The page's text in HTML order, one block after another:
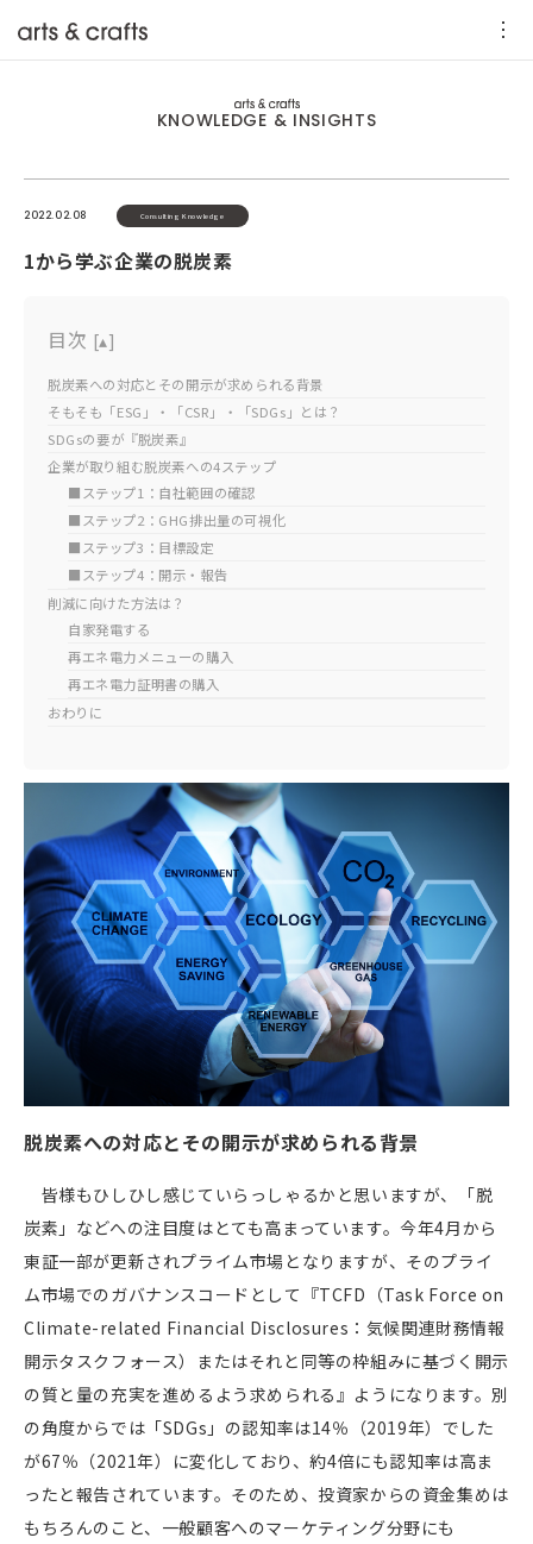
KNOWLEDGE & INSIGHTS
2022.02.08 Consulting Knowledge
1から学ぶ企業の脱炭素
目次 [▴]
脱炭素への対応とその開示が求められる背景
そもそも「ESG」・「CSR」・「SDGs」とは？
SDGsの要が『脱炭素』
企業が取り組む脱炭素への4ステップ
■ステップ1：自社範囲の確認
■ステップ2：GHG排出量の可視化
■ステップ3：目標設定
■ステップ4：開示・報告
削減に向けた方法は？
自家発電する
再エネ電力メニューの購入
再エネ電力証明書の購入
おわりに
脱炭素への対応とその開示が求められる背景
皆様もひしひし感じていらっしゃるかと思いますが、「脱
炭素」などへの注目度はとても高まっています。今年4月から
東証一部が更新されプライム市場となりますが、そのプライ
ム市場でのガバナンスコードとして『TCFD（Task Force on
Climate-related Financial Disclosures：気候関連財務情報
開示タスクフォース）またはそれと同等の枠組みに基づく開示
の質と量の充実を進めるよう求められる』ようになります。別
の角度からでは「SDGs」の認知率は14％（2019年）でした
が67％（2021年）に変化しており、約4倍にも認知率は高ま
ったと報告されています。そのため、投資家からの資金集めは
もちろんのこと、一般顧客へのマーケティング分野にも